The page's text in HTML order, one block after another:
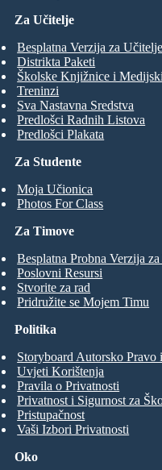
Za Studente
Moja Učionica
Photos For Class
Za Učitelje
Besplatna Verzija za Učitelje
Distrikta Paketi
Školske Knjižnice i
Treninzi
Sva Nastavna Sredstva
Predlošci Radnih Listova
Predlošci Plakata
Za Timove
Besplatna Probna Verzija
Poslovni Resursi
Stvorite za rad
Pridružite se Mojem Timu
Oko
Politika
Storyboard Autorsko Pravo
Uvjeti Korištenja
Pravila o Privatnosti
Privatnost i Sigurnost za
Pristupačnost
Vaši Izbori Privatnosti